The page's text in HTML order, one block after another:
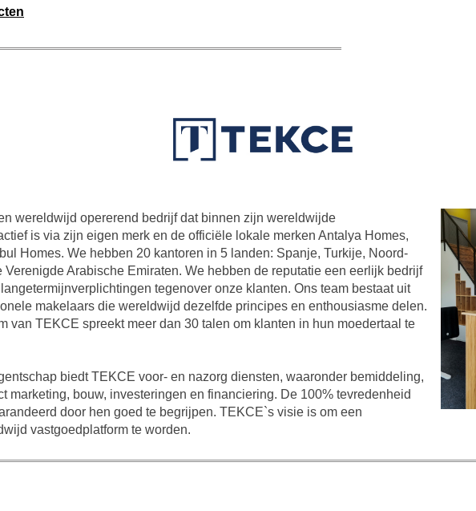
wereldwijd opererend bedrijf dat binnen zijn wereldwijde
is via zijn eigen merk en de officiële lokale merken Antalya Homes,
Homes. We hebben 20 kantoren in 5 landen: Spanje, Turkije, Noord-
Verenigde Arabische Emiraten. We hebben de reputatie een eerlijk bedrijf
tegenover onze klanten. Ons team bestaat uit
makelaars die wereldwijd dezelfde principes en enthousiasme delen.
van TEKCE spreekt meer dan 30 talen om klanten in hun moedertaal te
biedt TEKCE voor- en nazorg diensten, waaronder bemiddeling,
marketing, bouw, investeringen en financiering. De 100% tevredenheid
door hen goed te begrijpen. TEKCE`s visie is om een
vastgoedplatform te worden.